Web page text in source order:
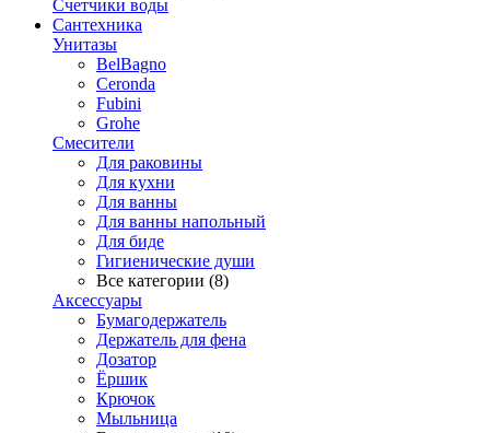
Счетчики воды
Сантехника
Унитазы
BelBagno
Ceronda
Fubini
Grohe
Смесители
Для раковины
Для кухни
Для ванны
Для ванны напольный
Для биде
Гигиенические души
Все категории (8)
Аксессуары
Бумагодержатель
Держатель для фена
Дозатор
Ёршик
Крючок
Мыльница